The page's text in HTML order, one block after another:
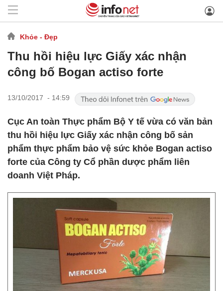
Khỏe - Đẹp
Thu hồi hiệu lực Giấy xác nhận
công bố Bogan actiso forte
13/10/2017 - 14:59
Cục An toàn Thực phẩm Bộ Y tế vừa có văn bản
thu hồi hiệu lực Giấy xác nhận công bố sản
phẩm thực phẩm bảo vệ sức khỏe Bogan actiso
forte của Công ty Cổ phần dược phẩm liên
doanh Việt Pháp.